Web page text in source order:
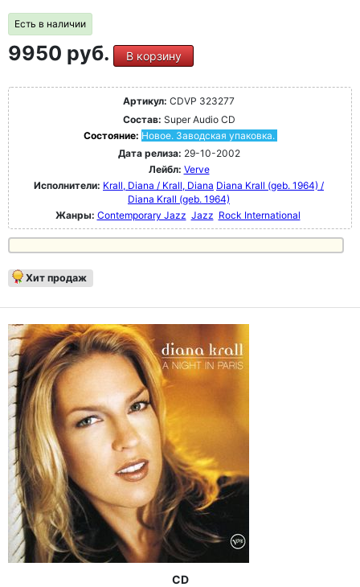
Есть в наличии
9950 руб. В корзину
Артикул: CDVP 323277
Состав: Super Audio CD
Состояние: Новое. Заводская упаковка.
Дата релиза: 29-10-2002
Лейбл: Verve
Исполнители: Krall, Diana / Krall, Diana Diana Krall (geb. 1964) /
Diana Krall (geb. 1964)
Жанры: Contemporary Jazz Jazz Rock International
Хит продаж
CD